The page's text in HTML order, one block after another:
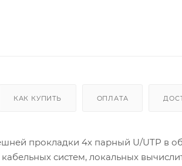
КАК КУПИТЬ ОПЛАТА
прокладки 4х парный U/UTP в
систем, локальных